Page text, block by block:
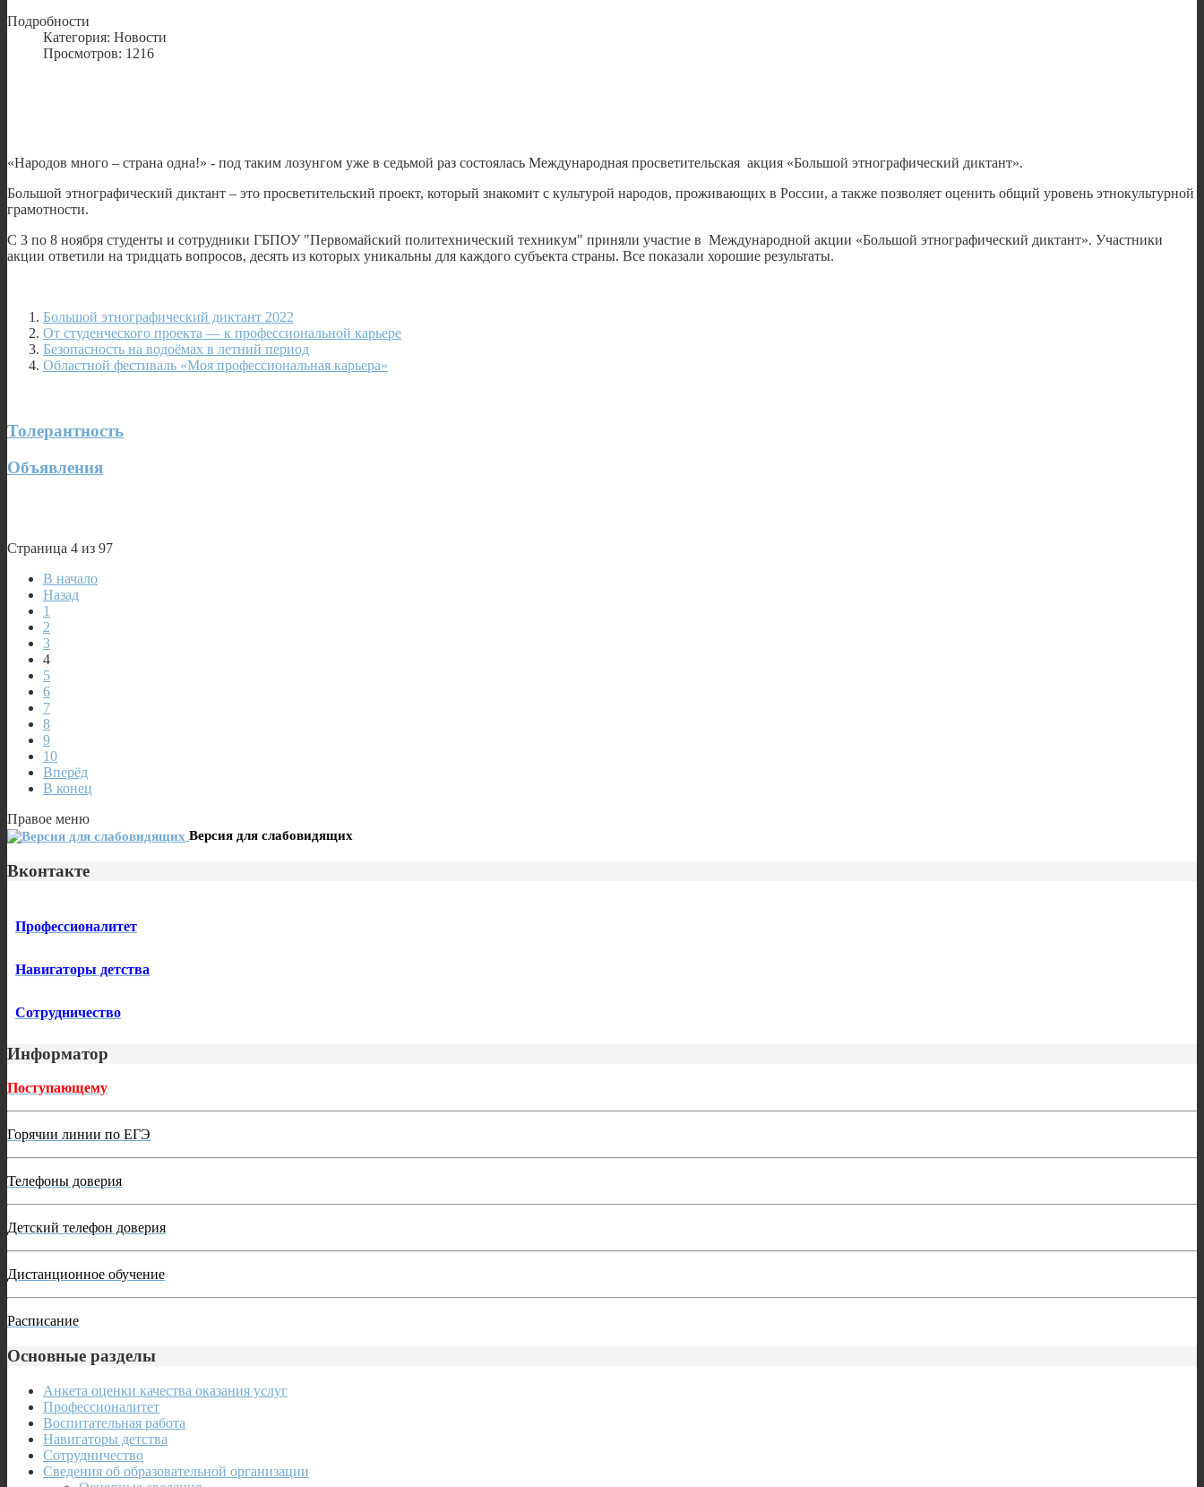
Подробности
Категория: Новости
Просмотров: 1216
«Народов много – страна одна!» - под таким лозунгом уже в седьмой раз состоялась Международная просветительская акция «Большой этнографический диктант».
Большой этнографический диктант – это просветительский проект, который знакомит с культурой народов, проживающих в России, а также позволяет оценить общий уровень этнокультурной
грамотности.
С 3 по 8 ноября студенты и сотрудники ГБПОУ "Первомайский политехнический техникум" приняли участие в Международной акции «Большой этнографический диктант». Участники
акции ответили на тридцать вопросов, десять из которых уникальны для каждого субъекта страны. Все показали хорошие результаты.
Большой этнографический диктант 2022
От студенческого проекта — к профессиональной карьере
Безопасность на водоёмах в летний период
Областной фестиваль «Моя профессиональная карьера»
Толерантность
Объявления
Страница 4 из 97
В начало
Назад
1
2
3
4
5
6
7
8
9
10
Вперёд
В конец
Правое меню
Версия для слабовидящих
Вконтакте
Профессионалитет
Навигаторы детства
Сотрудничество
Информатор
Поступающему
Горячии линии по ЕГЭ
Телефоны доверия
Детский телефон доверия
Дистанционное обучение
Расписание
Основные разделы
Анкета оценки качества оказания услуг
Профессионалитет
Воспитательная работа
Навигаторы детства
Сотрудничество
Сведения об образовательной организации